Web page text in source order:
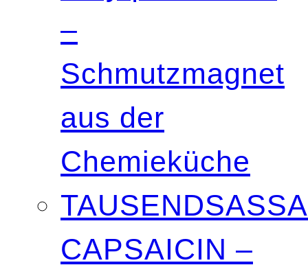
–
Schmutzmagnet
aus der
Chemieküche
TAUSENDSASSA
CAPSAICIN –